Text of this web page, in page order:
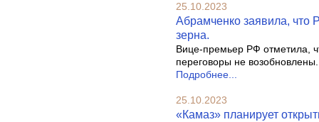
25.10.2023
Абрамченко заявила, что
зерна.
Вице-премьер РФ отметила,
переговоры не возобновлены.
Подробнее...
25.10.2023
«Камаз» планирует